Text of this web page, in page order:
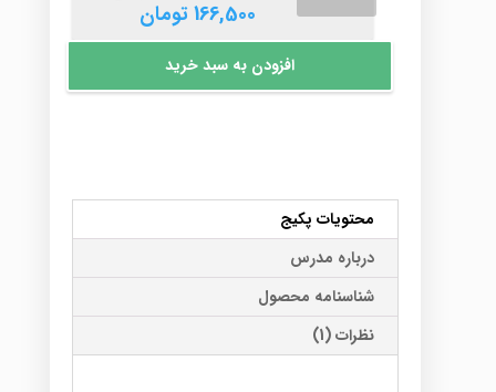
و
منطق
سوم
166,500تومانقیمت
فعلی
است.
افزودن به سبد خرید
محتویات پکیج
درباره مدرس
شناسنامه محصول
نظرات (1)